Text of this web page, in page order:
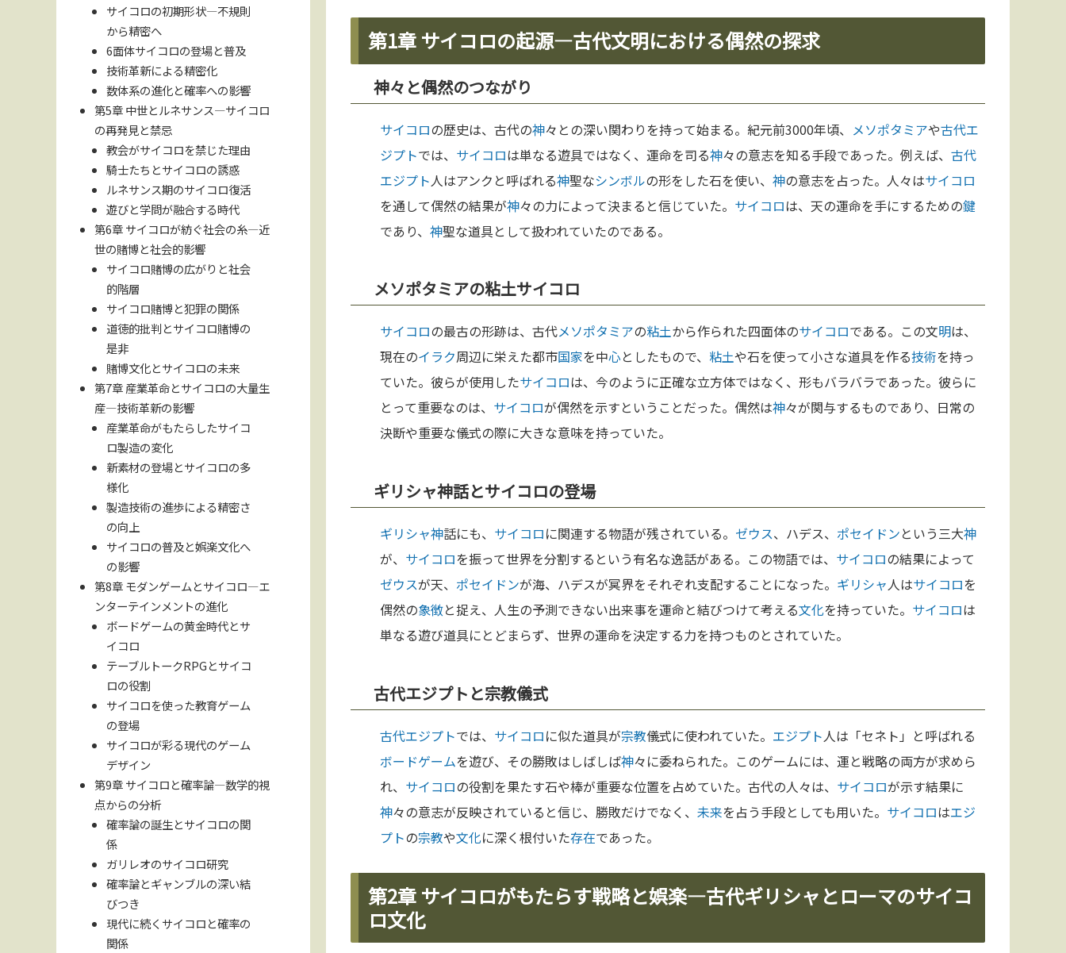
第1章 サイコロの起源—古代文明における偶然の探求
神々と偶然のつながり
サイコロの歴史は、古代の神々との深い関わりを持って始まる。紀元前3000年頃、 メソポタミアや古代エ
ジプトでは、 サイコロは単なる遊具ではなく、運命を司る神々の意志を知る手段であった。例えば、 古代
エジプト人はアンクと呼ばれる神聖なシンボルの形をした石を使い、 神の意志を占った。人々はサイコロ
を通して偶然の結果が神々の力によって決まると信じていた。 サイコロは、天の運命を手にするための鍵
であり、 神聖な道具として扱われていたのである。
メソポタミアの粘土サイコロ
サイコロの最古の形跡は、古代メソポタミアの粘土から作られた四面体のサイコロである。この文明は、
現在のイラク周辺に栄えた都市国家を中心としたもので、 粘土や石を使って小さな道具を作る技術を持っ
ていた。彼らが使用したサイコロは、今のように正確な立方体ではなく、形もバラバラであった。彼らに
とって重要なのは、 サイコロが偶然を示すということだった。偶然は神々が関与するものであり、日常の
決断や重要な儀式の際に大きな意味を持っていた。
ギリシャ神話とサイコロの登場
ギリシャ神話にも、 サイコロに関連する物語が残されている。 ゼウス、ハデス、 ポセイドンという三大神
が、 サイコロを振って世界を分割するという有名な逸話がある。この物語では、 サイコロの結果によって
ゼウスが天、 ポセイドンが海、ハデスが冥界をそれぞれ支配することになった。 ギリシャ人はサイコロを
偶然の象徴と捉え、人生の予測できない出来事を運命と結びつけて考える文化を持っていた。 サイコロは
単なる遊び道具にとどまらず、世界の運命を決定する力を持つものとされていた。
古代エジプトと宗教儀式
古代エジプトでは、 サイコロに似た道具が宗教儀式に使われていた。 エジプト人は「セネト」と呼ばれる
ボードゲームを遊び、その勝敗はしばしば神々に委ねられた。このゲームには、運と戦略の両方が求めら
れ、 サイコロの役割を果たす石や棒が重要な位置を占めていた。古代の人々は、 サイコロが示す結果に
神々の意志が反映されていると信じ、勝敗だけでなく、 未来を占う手段としても用いた。 サイコロはエジ
プトの宗教や文化に深く根付いた存在であった。
第2章 サイコロがもたらす戦略と娯楽—古代ギリシャとローマのサイコ
ロ文化
サイコロの初期形状—不規則
から精密へ
6面体サイコロの登場と普及
技術革新による精密化
数体系の進化と確率への影響
第5章 中世とルネサンス—サイコロ
の再発見と禁忌
教会がサイコロを禁じた理由
騎士たちとサイコロの誘惑
ルネサンス期のサイコロ復活
遊びと学問が融合する時代
第6章 サイコロが紡ぐ社会の糸—近
世の賭博と社会的影響
サイコロ賭博の広がりと社会
的階層
サイコロ賭博と犯罪の関係
道徳的批判とサイコロ賭博の
是非
賭博文化とサイコロの未来
第7章 産業革命とサイコロの大量生
産—技術革新の影響
産業革命がもたらしたサイコ
ロ製造の変化
新素材の登場とサイコロの多
様化
製造技術の進歩による精密さ
の向上
サイコロの普及と娯楽文化へ
の影響
第8章 モダンゲームとサイコロ—エ
ンターテインメントの進化
ボードゲームの黄金時代とサ
イコロ
テーブルトークRPGとサイコ
ロの役割
サイコロを使った教育ゲーム
の登場
サイコロが彩る現代のゲーム
デザイン
第9章 サイコロと確率論—数学的視
点からの分析
確率論の誕生とサイコロの関
係
ガリレオのサイコロ研究
確率論とギャンブルの深い結
びつき
現代に続くサイコロと確率の
関係